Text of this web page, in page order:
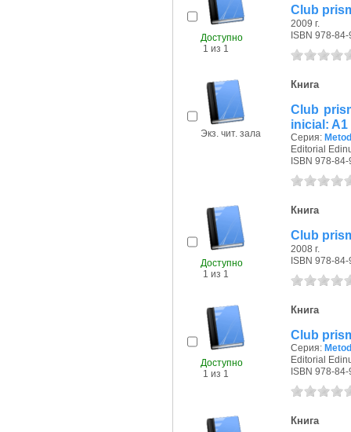
Доступно
1 из 1
Club
2009 г.
ISBN 978-
Экз. чит. зала
Книга
Club
inicial: A1
Серия:
Editorial
ISBN 978-
Доступно
1 из 1
Книга
Club
2008 г.
ISBN 978-
Доступно
1 из 1
Книга
Club
Серия:
Editorial
ISBN 978-
Книга